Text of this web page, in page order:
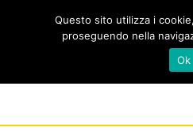
Questo sito utilizza i
proseguendo nella
Ok